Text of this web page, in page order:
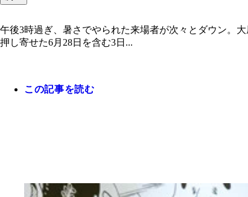
午後3時過ぎ、暑さでやられた来場者が次々とダウン。
押し寄せた6月28日を含む3日...
この記事を読む